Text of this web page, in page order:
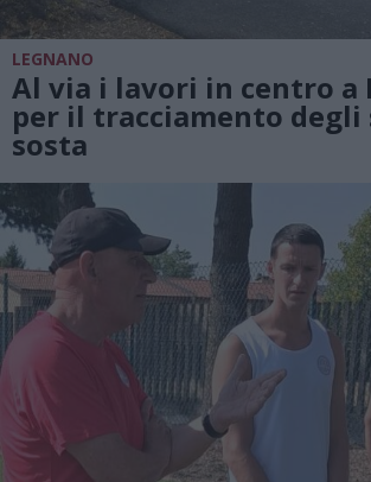
LEGNANO
Al via i lavori in centro a
per il tracciamento
sosta